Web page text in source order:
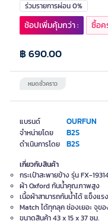
แบรนด์ OURFUN
จำหน่ายโดย B2S
ดำเนินการโดย B2S
ร่วมรายการผ่อน 0%
หมดชั่วคราว
฿ 690.00
ช้อปเพิ่มคุ้มกว่า : ซื้อค
เกี่ยวกับสินค้า
กระเป๋าสะพายข้าง รุ่น FX-
ผ้า Oxford กันน้ำคุณภาพสูง
เนื้อผ้าสามารถกันน้ำได้ แข็งแร
Match ได้ทุกลุค ช่องเยอะ จุข
ขนาดสินค้า 43 x 15 x 37 ซม.